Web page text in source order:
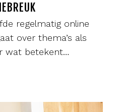
regelmatig online
over thema’s als
wat betekent…